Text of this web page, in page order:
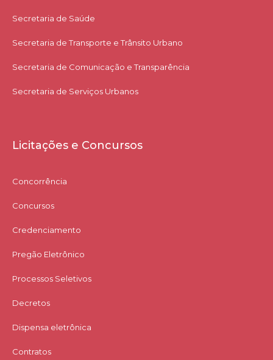
Secretaria de Saúde
Secretaria de Transporte e Trânsito Urbano
Secretaria de Comunicação e Transparência
Secretaria de Serviços Urbanos
Licitações e Concursos
Concorrência
Concursos
Credenciamento
Pregão Eletrônico
Processos Seletivos
Decretos
Dispensa eletrônica
Contratos